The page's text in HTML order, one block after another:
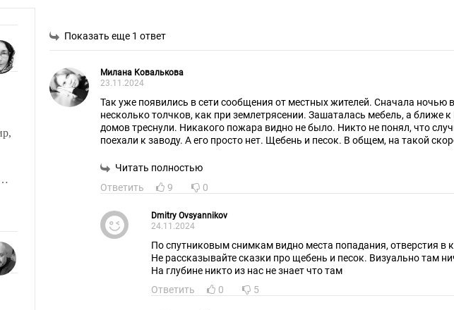
Показать еще 1 ответ
Милана Ковалькова
23.11.2024
Так уже появились в сети сообщения от местных жителей. Сначала ночью
несколько толчков, как при землетрясении. Зашаталась мебель, а
домов треснули. Никакого пожара видно не было. Никто не понял, что
поехали к заводу. А его просто нет. Щебень и песок. В общем, на такой
Читать полностью
Ответить
9 0
Dmitry Ovsyannikov
24.11.2024
По спутниковым снимкам видно места попадания, отверстия в
Не рассказывайте сказки про щебень и песок. Визуально там
На глубине никто из нас не знает что там
Ответить
0 5